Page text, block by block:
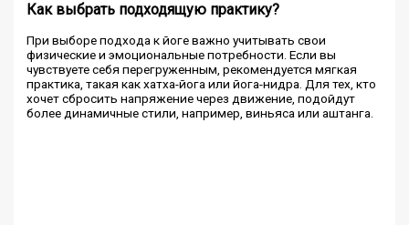
Как выбрать подходящую практику?
При выборе подхода к йоге важно учитывать свои
физические и эмоциональные потребности. Если вы
чувствуете себя перегруженным, рекомендуется мягкая
практика, такая как хатха-йога или йога-нидра. Для тех, кто
хочет сбросить напряжение через движение, подойдут
более динамичные стили, например, виньяса или аштанга.